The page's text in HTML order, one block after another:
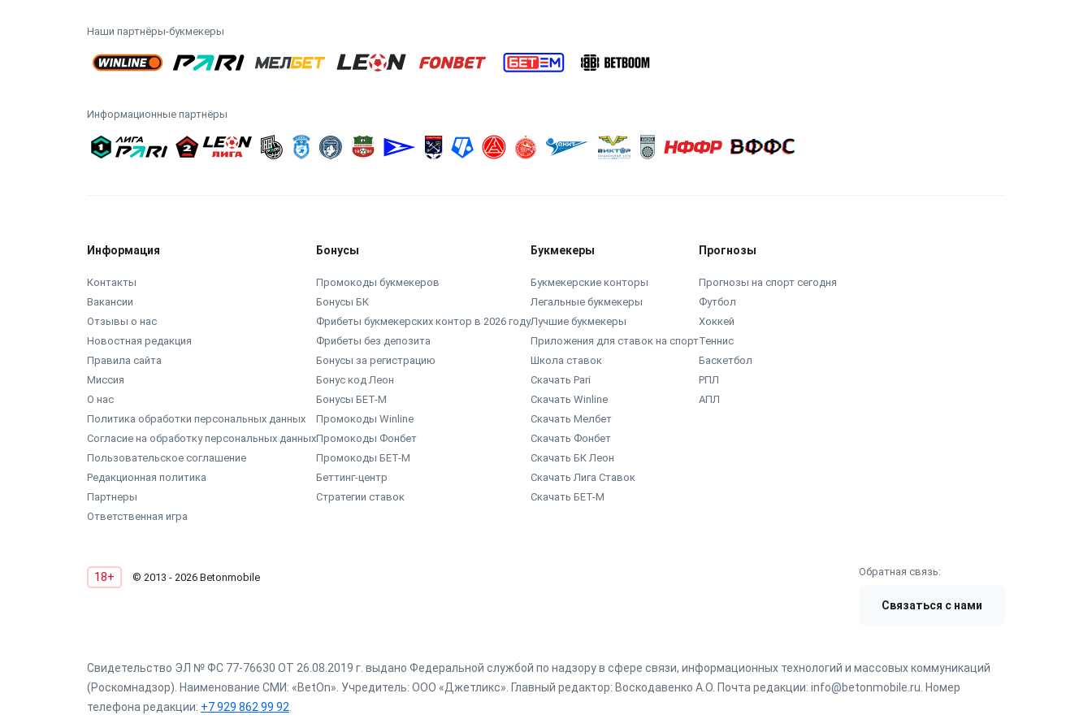
Наши партнёры-букмекеры
Информационные партнёры
Информация
Контакты
Вакансии
Отзывы о нас
Новостная редакция
Правила сайта
Миссия
О нас
Политика обработки персональных данных
Согласие на обработку персональных данных
Пользовательское соглашение
Редакционная политика
Партнеры
Ответственная игра
Бонусы
Промокоды букмекеров
Бонусы БК
Фрибеты букмекерских контор в 2026 году
Фрибеты без депозита
Бонусы за регистрацию
Бонус код Леон
Бонусы БЕТ-М
Промокоды Winline
Промокоды Фонбет
Промокоды БЕТ-М
Беттинг-центр
Стратегии ставок
Букмекеры
Букмекерские конторы
Легальные букмекеры
Лучшие букмекеры
Приложения для ставок на спорт
Школа ставок
Скачать Pari
Скачать Winline
Скачать Мелбет
Скачать Фонбет
Скачать БК Леон
Скачать Лига Ставок
Скачать БЕТ-М
Прогнозы
Прогнозы на спорт сегодня
Футбол
Хоккей
Теннис
Баскетбол
РПЛ
АПЛ
18+ © 2013 - 2026 Betonmobile Обратная связь:
Связаться с нами
Свидетельство ЭЛ № ФС 77-76630 ОТ 26.08.2019 г. выдано Федеральной службой по надзору в сфере связи, информационных технологий и массовых коммуникаций
(Роскомнадзор). Наименование СМИ: «BetOn». Учредитель: ООО «Джетликс». Главный редактор: Воскодавенко А.О. Почта редакции: info@betonmobile.ru. Номер
телефона редакции: +7 929 862 99 92